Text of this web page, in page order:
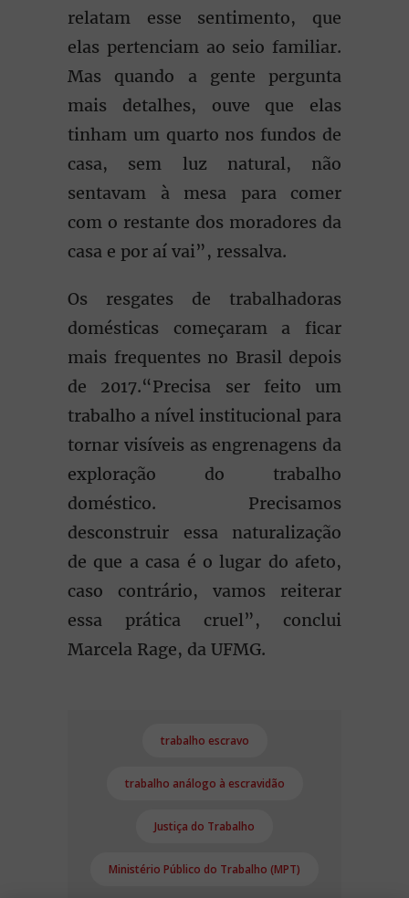
relatam esse sentimento, que
elas pertenciam ao seio familiar.
Mas quando a gente pergunta
mais detalhes, ouve que elas
tinham um quarto nos fundos de
casa, sem luz natural, não
sentavam à mesa para comer
com o restante dos moradores da
casa e por aí vai”, ressalva.
Os resgates de trabalhadoras
domésticas começaram a ficar
mais frequentes no Brasil depois
de 2017.“Precisa ser feito um
trabalho a nível institucional para
tornar visíveis as engrenagens da
exploração do trabalho
doméstico. Precisamos
desconstruir essa naturalização
de que a casa é o lugar do afeto,
caso contrário, vamos reiterar
essa prática cruel”, conclui
Marcela Rage, da UFMG.
trabalho escravo
trabalho análogo à escravidão
Justiça do Trabalho
Ministério Público do Trabalho (MPT)